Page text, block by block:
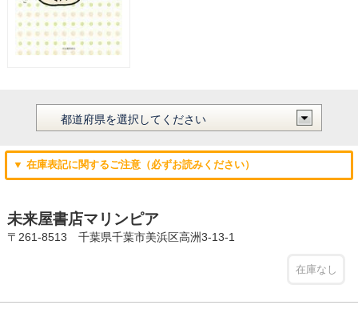
▼ 在庫表記に関するご注意（必ずお読みください）
未来屋書店マリンピア
〒261-8513 千葉県千葉市美浜区高洲3-13-1
在庫なし